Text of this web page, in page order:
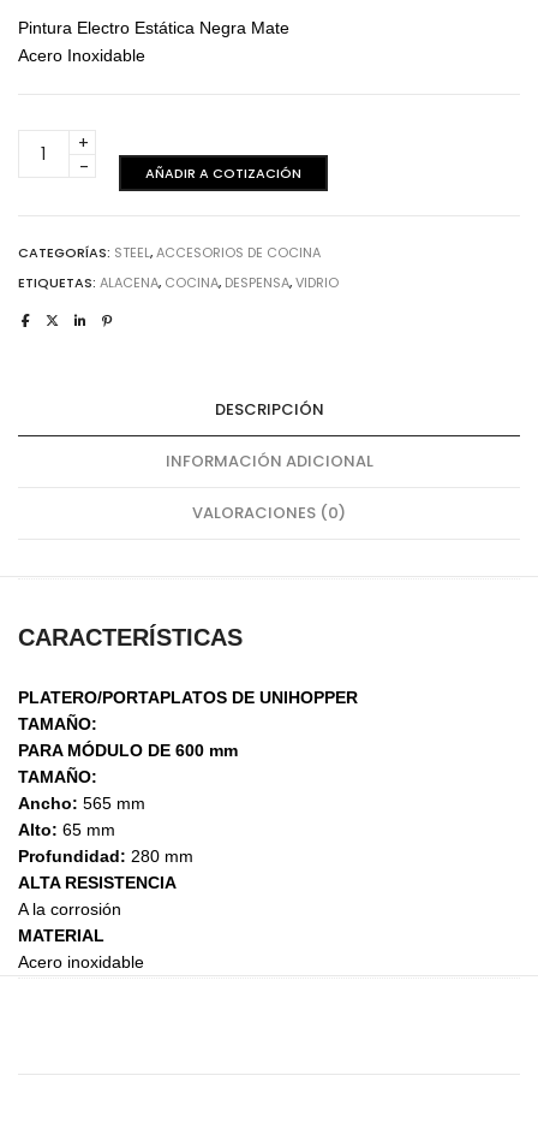
Pintura Electro Estática Negra Mate
Acero Inoxidable
Portaplatos
Series
-
AÑADIR A COTIZACIÓN
CATEGORÍAS: STEEL,ACCESORIOS DE COCINA
ETIQUETAS: ALACENA, COCINA, DESPENSA,VIDRIO
DESCRIPCIÓN
INFORMACIÓN ADICIONAL
VALORACIONES (0)
CARACTERÍSTICAS
PLATERO/PORTAPLATOS DE UNIHOPPER
TAMAÑO:
PARA MÓDULO DE 600 mm
TAMAÑO:
Ancho: 565 mm
Alto: 65 mm
Profundidad: 280 mm
ALTA RESISTENCIA
A la corrosión
MATERIAL
Acero inoxidable